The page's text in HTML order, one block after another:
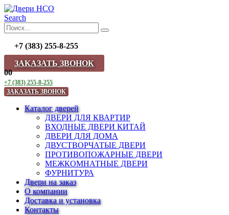
Search
+7 (383) 255-8-255
ЗАКАЗАТЬ ЗВОНОК
00
+7 (383) 255-8-255
ЗАКАЗАТЬ ЗВОНОК
Каталог дверей
ДВЕРИ ДЛЯ КВАРТИР
ВХОДНЫЕ ДВЕРИ КИТАЙ
ДВЕРИ ДЛЯ ДОМА
ДВУСТВОРЧАТЫЕ ДВЕРИ
ПРОТИВОПОЖАРНЫЕ ДВЕРИ
МЕЖКОМНАТНЫЕ ДВЕРИ
ФУРНИТУРА
Двери на заказ
О компании
Доставка и установка
Контакты